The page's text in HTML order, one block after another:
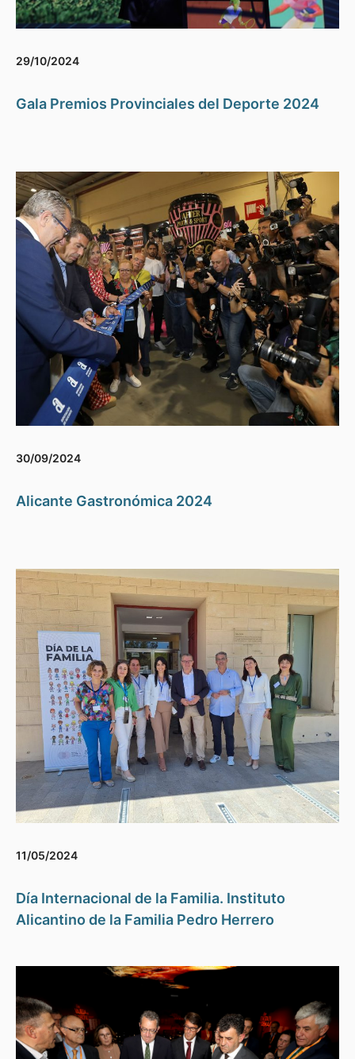
29/10/2024
Gala Premios Provinciales del Deporte 2024
30/09/2024
Alicante Gastronómica 2024
11/05/2024
Día Internacional de la Familia. Instituto
Alicantino de la Familia Pedro Herrero